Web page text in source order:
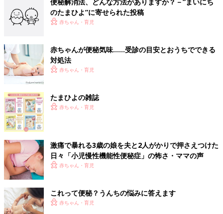
便秘解消法、どんな方法がありますか？－”まいにち
のたまひよ”に寄せられた投稿
赤ちゃん・育児
赤ちゃんが便秘気味……受診の目安とおうちでできる
対処法
赤ちゃん・育児
たまひよの雑誌
赤ちゃん・育児
激痛で暴れる3歳の娘を夫と2人がかりで押さえつけた
日々「小児慢性機能性便秘症」の怖さ・ママの声
赤ちゃん・育児
これって便秘？うんちの悩みに答えます
赤ちゃん・育児